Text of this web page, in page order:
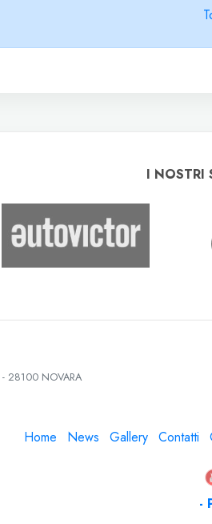
I NOSTRI
- 28100 NOVARA
Home News Gallery Contatti
-